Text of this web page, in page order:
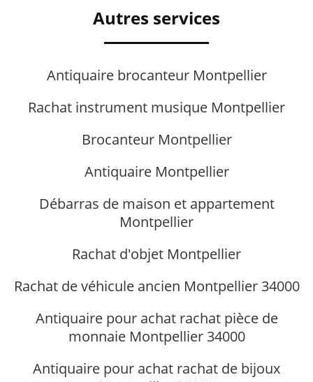
Autres services
Antiquaire brocanteur Montpellier
Rachat instrument musique Montpellier
Brocanteur Montpellier
Antiquaire Montpellier
Débarras de maison et appartement
Montpellier
Rachat d'objet Montpellier
Rachat de véhicule ancien Montpellier 34000
Antiquaire pour achat rachat pièce de
monnaie Montpellier 34000
Antiquaire pour achat rachat de bijoux